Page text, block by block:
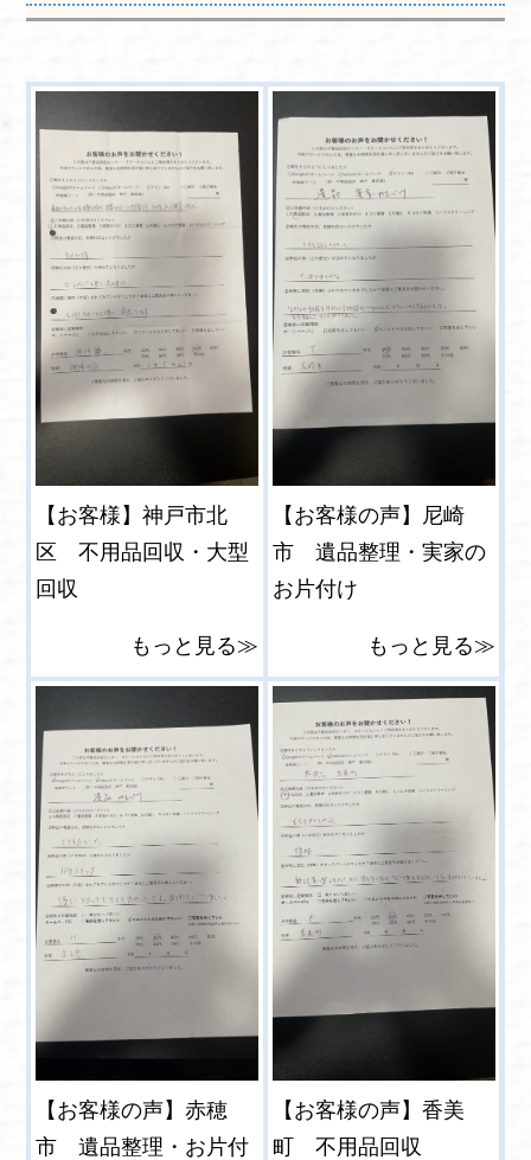
【お客様】神戸市北
区 不用品回収・大型
回収
もっと見る≫
【お客様の声】尼崎
市 遺品整理・実家の
お片付け
もっと見る≫
【お客様の声】赤穂
市 遺品整理・お片付
【お客様の声】香美
町 不用品回収